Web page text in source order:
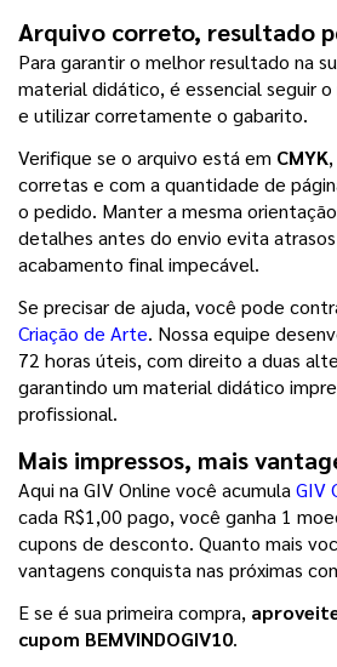
Arquivo correto, resultado
Para garantir o melhor resultado na
material didático, é essencial seguir
e utilizar corretamente o gabarito.
Verifique se o arquivo está em CMYK
corretas e com a quantidade de
o pedido. Manter a mesma
detalhes antes do envio evita
acabamento final impecável.
Criação de Arte. Nossa equipe
72 horas úteis, com direito a duas
garantindo um material didático
profissional.
Mais impressos, mais
Aqui na GIV Online você acumula GIV
cada R$1,00 pago, você ganha 1
cupons de desconto. Quanto mais
vantagens conquista nas próximas
E se é sua primeira compra,
cupom BEMVINDOGIV10.